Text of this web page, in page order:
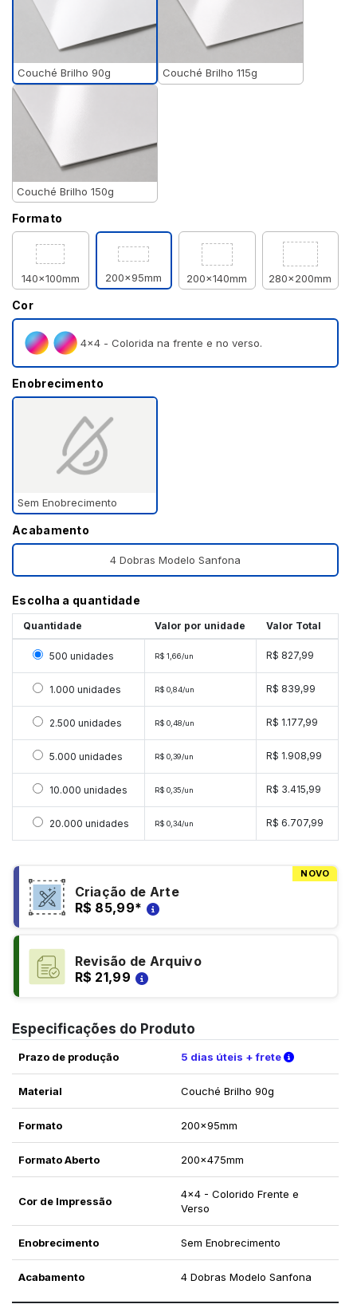
Couché Brilho 90g Couché Brilho 115g
Couché Brilho 150g
Formato
140x100mm 200x95mm 200x140mm 280x200mm
Cor
4×4 - Colorida na frente e no verso.
Enobrecimento
Sem Enobrecimento
Acabamento
4 Dobras Modelo Sanfona
Escolha a quantidade
Quantidade Valor por unidade Valor Total
Selecionar 500 unidades
500 unidades R$ 1,66/un R$ 827,99
Selecionar 1000 unidades
1.000 unidades R$ 0,84/un R$ 839,99
Selecionar 2500 unidades
2.500 unidades R$ 0,48/un R$ 1.177,99
Selecionar 5000 unidades
5.000 unidades R$ 0,39/un R$ 1.908,99
Selecionar 10000 unidades
10.000 unidades R$ 0,35/un R$ 3.415,99
Selecionar 20000 unidades
20.000 unidades R$ 0,34/un R$ 6.707,99
NOVO
Criação de Arte
R$ 85,99*
Revisão de Arquivo
R$ 21,99
Especificações do Produto
Prazo de produção 5 dias úteis + frete Verifique
Material Couché Brilho 90g
Formato 200x95mm
Formato Aberto 200x475mm
Cor de Impressão
4x4 - Colorido Frente e
Verso
Enobrecimento Sem Enobrecimento
Acabamento 4 Dobras Modelo Sanfona